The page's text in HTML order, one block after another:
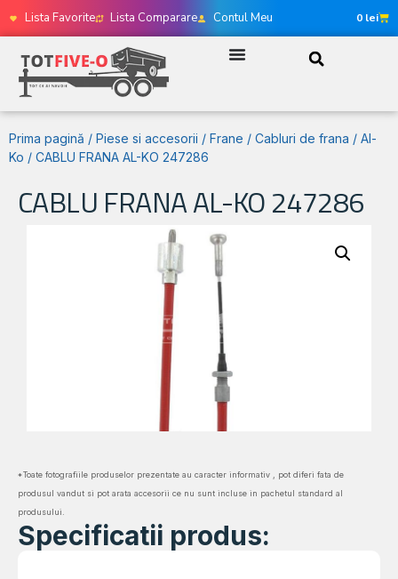
Lista Favorite Lista Comparare Contul Meu 0 lei
Prima pagină / Piese si accesorii / Frane / Cabluri de frana / Al-
Ko / CABLU FRANA AL-KO 247286
CABLU FRANA AL-KO 247286
*Toate fotografiile produselor prezentate au caracter informativ , pot diferi fata de
produsul vandut si pot arata accesorii ce nu sunt incluse in pachetul standard al
produsului.
Specificatii produs: